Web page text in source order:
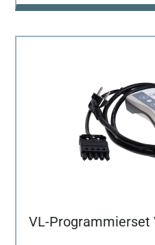
VL-Programmierset